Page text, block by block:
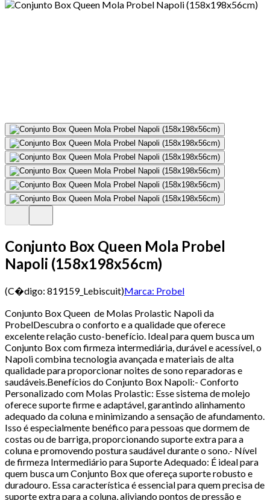
Conjunto Box Queen Mola Probel
Napoli (158x198x56cm)
(C�digo: 819159_Lebiscuit)Marca: Probel
Conjunto Box Queen de Molas Prolastic Napoli da
ProbelDescubra o conforto e a qualidade que oferece
excelente relação custo-benefício. Ideal para quem busca um
Conjunto Box com firmeza intermediária, durável e acessível, o
Napoli combina tecnologia avançada e materiais de alta
qualidade para proporcionar noites de sono reparadoras e
saudáveis.Benefícios do Conjunto Box Napoli:- Conforto
Personalizado com Molas Prolastic: Esse sistema de molejo
oferece suporte firme e adaptável, garantindo alinhamento
adequado da coluna e minimizando a sensação de afundamento.
Isso é especialmente benéfico para pessoas que dormem de
costas ou de barriga, proporcionando suporte extra para a
coluna e promovendo postura saudável durante o sono.- Nível
de firmeza Intermediário para Suporte Adequado: É ideal para
quem busca um Conjunto Box que ofereça suporte robusto e
duradouro. Essa característica é essencial para quem precisa de
suporte extra para a coluna, aliviando pontos de pressão e